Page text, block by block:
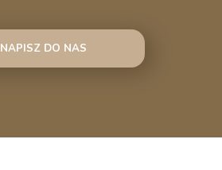
NAPISZ DO NAS